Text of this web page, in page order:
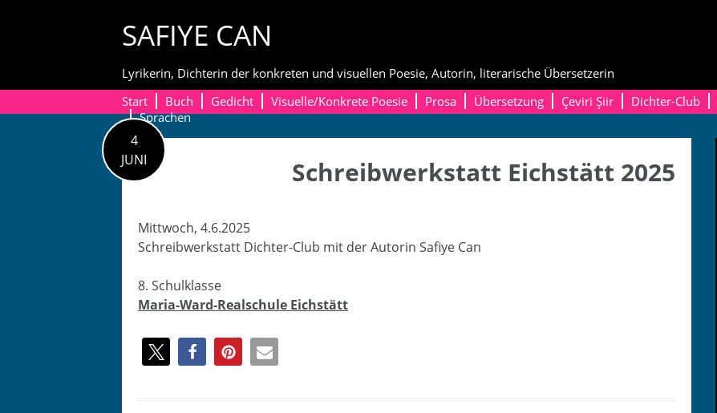
SAFIYE CAN
Lyrikerin, Dichterin der konkreten und visuellen Poesie, Autorin, literarische Übersetzerin
Start
Buch Gedicht Visuelle/Konkrete Poesie Prosa Übersetzung Çeviri Şiir Dichter-Club
Sprachen
4
JUNI
Schreibwerkstatt Eichstätt 2025
Mittwoch, 4.6.2025
Schreib­w­erk­statt Dichter-Club mit der Autorin Safiye Can
8. Schulk­lasse
Maria-Ward-Realschule Eich­stätt